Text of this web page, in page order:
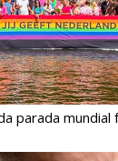
parada mundial